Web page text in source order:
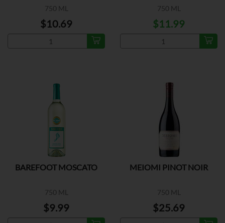
750 ML
$10.69
750 ML
$11.99
BAREFOOT MOSCATO
750 ML
$9.99
MEIOMI PINOT NOIR
750 ML
$25.69